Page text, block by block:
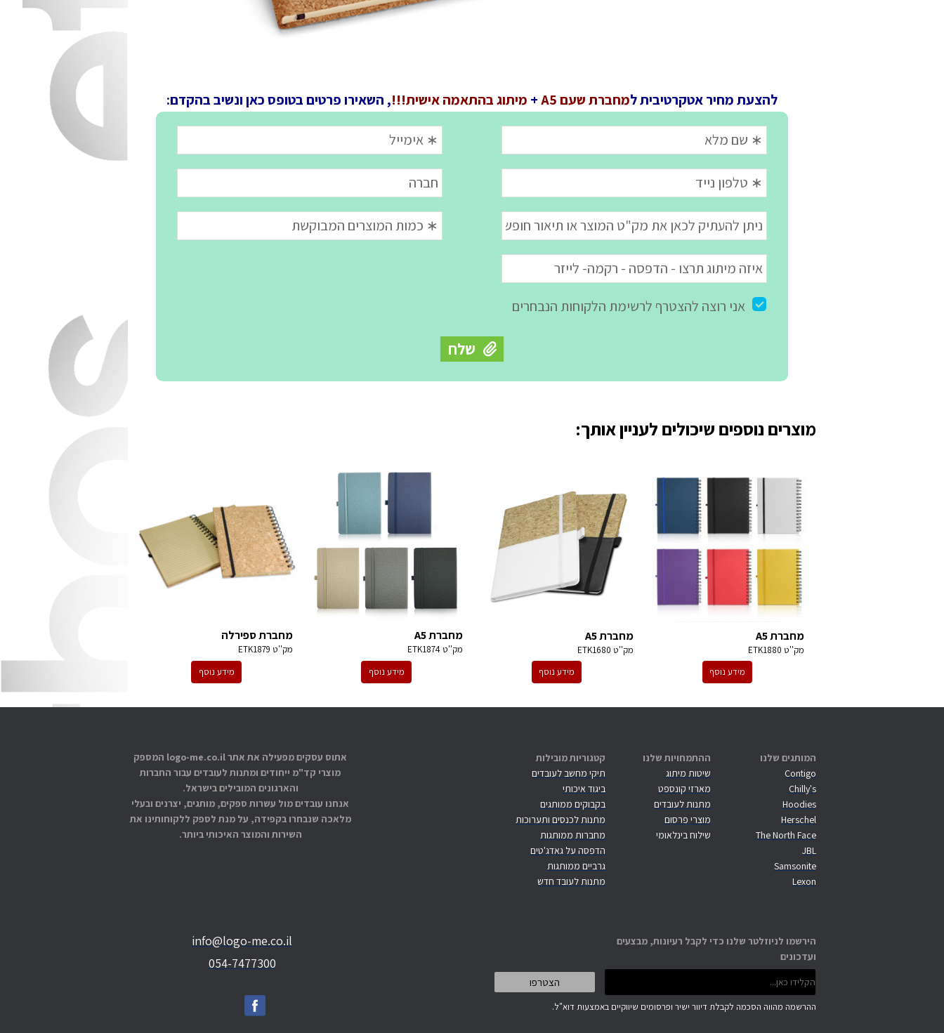
להצעת מחיר אטקרטיבית למחברת שעם A5 + מיתוג בהתאמה אישית!!!, השאירו פרטים בטופס כאן ונשיב בהקדם:
מוצרים נוספים שיכולים לעניין אותך:
מחברת A5
מק''ט ETK1880
מידע נוסף
מחברת A5
מק''ט ETK1680
מידע נוסף
מחברת A5
מק''טETK1874
מידע נוסף
מחברת ספירלה
מק''ט ETK1879
מידע נוסף
המותגים שלנו
Contigo
Chilly's
Hoodies
Herschel
The North Face
JBL
Samsonite
Lexon
ההתמחויות שלנו
שיטות מיתוג
מארזי קונספט
מתנות לעובדים
מוצרי פרסום
שילוח בינלאומי
קטגוריות מובילות
תיקי מחשב לעובדים
ביגוד איכותי
בקבוקים ממותגים
מתנות לכנסים ותערוכות
מחברות ממותגות
הדפסה על גאדג'טים
גרביים ממותגות
מתנות לעובד חדש
אתוס עסקים מפעילה את אתר logo-me.co.il המספק
מוצרי קד"מ ייחודים ומתנות לעובדים עבור החברות
והארגונים המובילים בישראל.
אנחנו עובדים מול עשרות ספקים, מותגים, יצרנים ובעלי
מלאכה שנבחרו בקפידה, על מנת לספק ללקוחותינו את
השירות והמוצר האיכותי ביותר.
הירשמו לניוזלטר שלנו כדי לקבל רעיונות, מבצעים
ועדכונים
info@logo-me.co.il
054-7477300
ההרשמה מהווה הסכמה לקבלת דיוור ישיר ופרסומים שיווקיים באמצעות דוא"ל.